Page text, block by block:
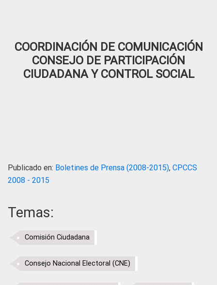
COORDINACIÓN DE COMUNICACIÓN
CONSEJO DE PARTICIPACIÓN
CIUDADANA Y CONTROL SOCIAL
Publicado en: Boletines de Prensa (2008-2015), CPCCS
2008 - 2015
Temas:
Comisión Ciudadana
Consejo Nacional Electoral (CNE)